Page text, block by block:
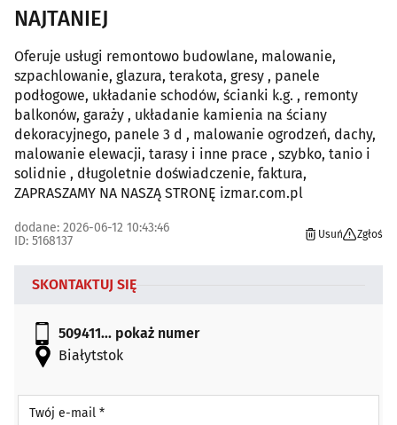
NAJTANIEJ
Oferuje usługi remontowo budowlane, malowanie,
szpachlowanie, glazura, terakota, gresy , panele
podłogowe, układanie schodów, ścianki k.g. , remonty
balkonów, garaży , układanie kamienia na ściany
dekoracyjnego, panele 3 d , malowanie ogrodzeń, dachy,
malowanie elewacji, tarasy i inne prace , szybko, tanio i
solidnie , długoletnie doświadczenie, faktura,
ZAPRASZAMY NA NASZĄ STRONĘ izmar.com.pl
dodane: 2026-06-12 10:43:46
ID: 5168137
Usuń Zgłoś
SKONTAKTUJ SIĘ
509411... pokaż numer
Białytstok
Twój e-mail *